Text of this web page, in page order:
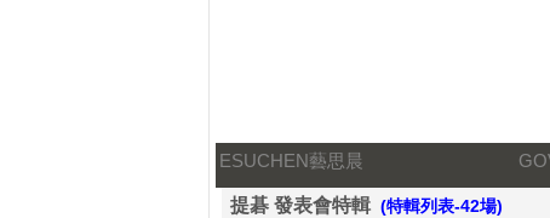
ESUCHEN藝思晨
提碁 發表會特輯 (特輯列表-42場)